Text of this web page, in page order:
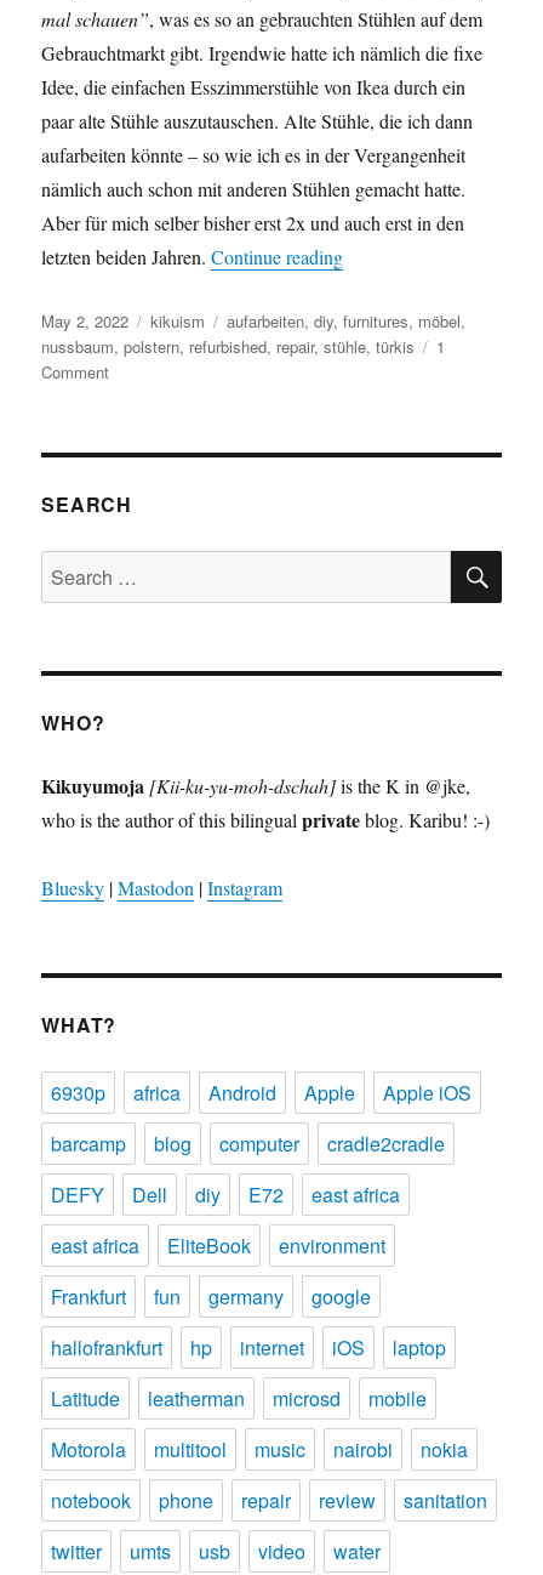
mal schauen”, was es so an gebrauchten Stühlen auf dem
Gebrauchtmarkt gibt. Irgendwie hatte ich nämlich die fixe
Idee, die einfachen Esszimmerstühle von Ikea durch ein
paar alte Stühle auszutauschen. Alte Stühle, die ich dann
aufarbeiten könnte – so wie ich es in der Vergangenheit
nämlich auch schon mit anderen Stühlen gemacht hatte.
Aber für mich selber bisher erst 2x und auch erst in den
letzten beiden Jahren.Continue reading“Gesang zwischen den
Posted
on
May 2, 2022 Categories
kikuism Tags
aufarbeiten,diy,furnitures, möbel,
nussbaum,polstern, refurbished, repair,stühle,türkis
1
Commenton
den
SEARCH
Search
for:
WHO?
Kikuyumoja [Kii-ku-yu-moh-dschah]is the K in @jke,
who is the author of this bilingualprivateblog. Karibu! :-)
Bluesky |Mastodon |Instagram
WHAT?
6930p africa Android Apple
Apple iOS
barcamp
blog computer
cradle2cradle
DEFY
Dell diy E72
east africa
east africa
EliteBook
environment
Frankfurt
fun germany
google
hallofrankfurt
hp internet iOS
laptop
Latitude
leatherman microsd
mobile
Motorola
multitool music nairobi
nokia
notebook
phone repair review
sanitation
twitter
umts usb video water